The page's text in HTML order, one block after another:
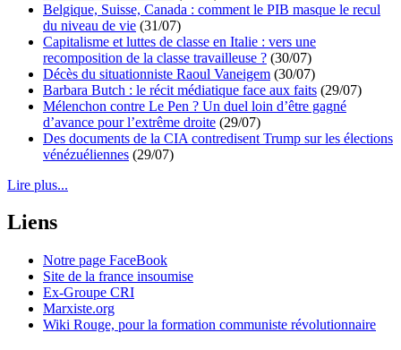
Belgique, Suisse, Canada : comment le PIB masque le recul
du niveau de vie (31/07)
Capitalisme et luttes de classe en Italie : vers une
recomposition de la classe travailleuse ? (30/07)
Décès du situationniste Raoul Vaneigem (30/07)
Barbara Butch : le récit médiatique face aux faits (29/07)
Mélenchon contre Le Pen ? Un duel loin d’être gagné
d’avance pour l’extrême droite (29/07)
Des documents de la CIA contredisent Trump sur les élections
vénézuéliennes (29/07)
Lire plus...
Liens
Notre page FaceBook
Site de la france insoumise
Ex-Groupe CRI
Marxiste.org
Wiki Rouge, pour la formation communiste révolutionnaire